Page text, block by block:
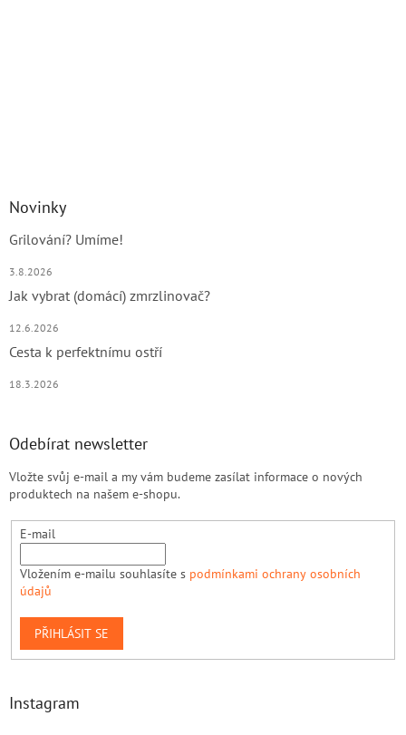
Novinky
Grilování? Umíme!
3.8.2026
Jak vybrat (domácí) zmrzlinovač?
12.6.2026
Cesta k perfektnímu ostří
18.3.2026
Odebírat newsletter
Vložte svůj e-mail a my vám budeme zasílat informace o nových
produktech na našem e-shopu.
E-mail
Vložením e-mailu souhlasíte s podmínkami ochrany osobních
údajů
PŘIHLÁSIT SE
Instagram